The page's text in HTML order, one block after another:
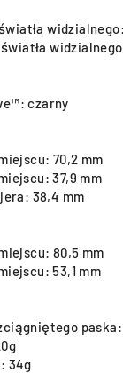
czarny
70,2 mm
37,9 mm
38,4 mm
80,5 mm
53,1 mm
paska:
34g